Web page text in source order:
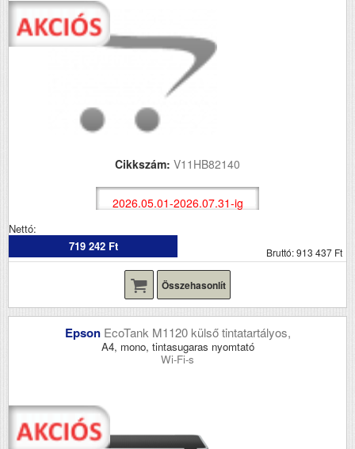
Cikkszám: V11HB82140
2026.05.01-2026.07.31-ig
Nettó:
719 242 Ft
Bruttó: 913 437 Ft
Összehasonlít
Epson EcoTank M1120 külső tintatartályos,
A4, mono, tintasugaras nyomtató
Wi-Fi-s